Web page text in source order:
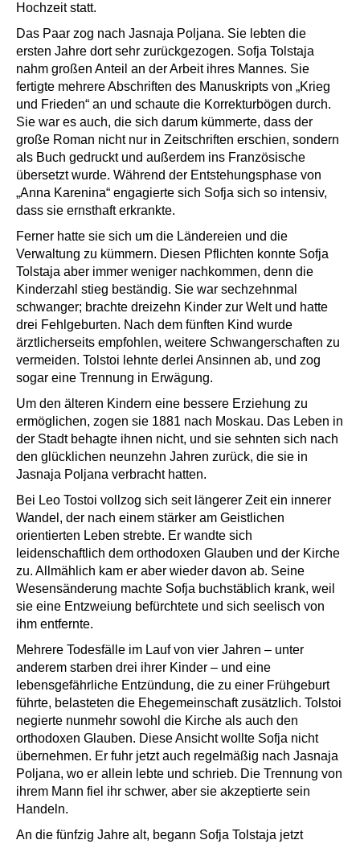
Hochzeit statt.
Das Paar zog nach Jasnaja Poljana. Sie lebten die
ersten Jahre dort sehr zurückgezogen. Sofja Tolstaja
nahm großen Anteil an der Arbeit ihres Mannes. Sie
fertigte mehrere Abschriften des Manuskripts von „Krieg
und Frieden“ an und schaute die Korrekturbögen durch.
Sie war es auch, die sich darum kümmerte, dass der
große Roman nicht nur in Zeitschriften erschien, sondern
als Buch gedruckt und außerdem ins Französische
übersetzt wurde. Während der Entstehungsphase von
„Anna Karenina“ engagierte sich Sofja sich so intensiv,
dass sie ernsthaft erkrankte.
Ferner hatte sie sich um die Ländereien und die
Verwaltung zu kümmern. Diesen Pflichten konnte Sofja
Tolstaja aber immer weniger nachkommen, denn die
Kinderzahl stieg beständig. Sie war sechzehnmal
schwanger; brachte dreizehn Kinder zur Welt und hatte
drei Fehlgeburten. Nach dem fünften Kind wurde
ärztlicherseits empfohlen, weitere Schwangerschaften zu
vermeiden. Tolstoi lehnte derlei Ansinnen ab, und zog
sogar eine Trennung in Erwägung.
Um den älteren Kindern eine bessere Erziehung zu
ermöglichen, zogen sie 1881 nach Moskau. Das Leben in
der Stadt behagte ihnen nicht, und sie sehnten sich nach
den glücklichen neunzehn Jahren zurück, die sie in
Jasnaja Poljana verbracht hatten.
Bei Leo Tostoi vollzog sich seit längerer Zeit ein innerer
Wandel, der nach einem stärker am Geistlichen
orientierten Leben strebte. Er wandte sich
leidenschaftlich dem orthodoxen Glauben und der Kirche
zu. Allmählich kam er aber wieder davon ab. Seine
Wesensänderung machte Sofja buchstäblich krank, weil
sie eine Entzweiung befürchtete und sich seelisch von
ihm entfernte.
Mehrere Todesfälle im Lauf von vier Jahren – unter
anderem starben drei ihrer Kinder – und eine
lebensgefährliche Entzündung, die zu einer Frühgeburt
führte, belasteten die Ehegemeinschaft zusätzlich. Tolstoi
negierte nunmehr sowohl die Kirche als auch den
orthodoxen Glauben. Diese Ansicht wollte Sofja nicht
übernehmen. Er fuhr jetzt auch regelmäßig nach Jasnaja
Poljana, wo er allein lebte und schrieb. Die Trennung von
ihrem Mann fiel ihr schwer, aber sie akzeptierte sein
Handeln.
An die fünfzig Jahre alt, begann Sofja Tolstaja jetzt